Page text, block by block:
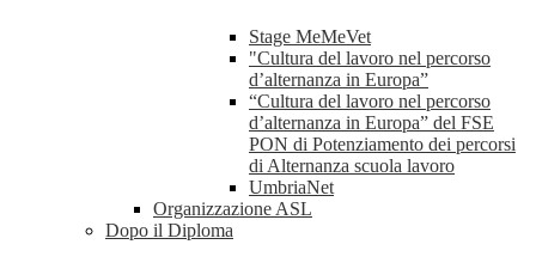
Stage MeMeVet
"Cultura del lavoro nel percorso
d’alternanza in Europa”
“Cultura del lavoro nel percorso
d’alternanza in Europa” del FSE
PON di Potenziamento dei percorsi
di Alternanza scuola lavoro
UmbriaNet
Organizzazione ASL
Dopo il Diploma